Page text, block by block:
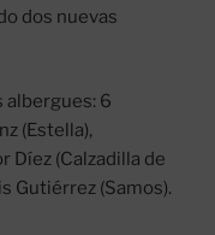
dos nuevas
albergues: 6
(Estella),
Díez (Calzadilla de
Gutiérrez (Samos).